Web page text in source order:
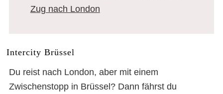
Zug nach London
Intercity Brüssel
Du reist nach London, aber mit einem
Zwischenstopp in Brüssel? Dann fährst du